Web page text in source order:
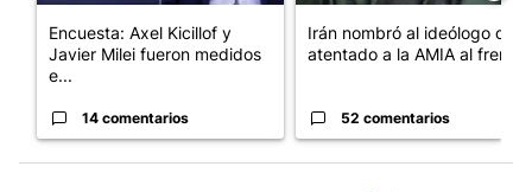
Encuesta: Axel Kicillof y
Javier Milei fueron medidos
e...
14 comentarios
Irán nombró al ideólogo del
atentado a la AMIA al frent...
52 comentarios